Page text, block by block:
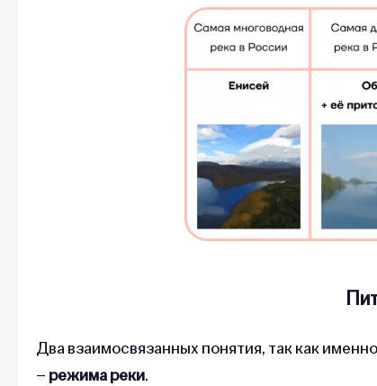
Два взаимосвязанных понятия, так как
– режима реки.